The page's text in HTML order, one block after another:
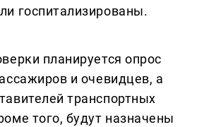
госпитализированы.
планируется опрос
и очевидцев, а
транспортных
того, будут назначены